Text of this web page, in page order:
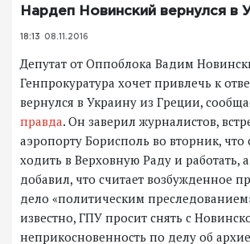
Нардеп Новинский вернулся в
18:13 08.11.2016
Депутат от Оппоблока Вадим
Генпрокуратура хочет привлечь к
вернулся в Украину из Греции,
правда. Он заверил журналистов,
аэропорту Борисполь во вторник, что
ходить в Верховную Раду и работать,
добавил, что считает возбужденное
дело «политическим
известно, ГПУ просит снять с
неприкосновенность по делу об